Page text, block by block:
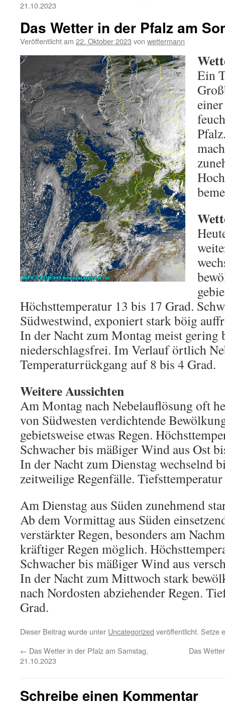
21.10.2023
Das Wetter in der Pfalz am
Veröffentlicht am 22. Oktober 2023 von wettermann
Ein
Höchsttemperatur 13 bis 17 Grad.
Südwestwind, exponiert stark böig
In der Nacht zum Montag meist gering
niederschlagsfrei. Im Verlauf örtlich
Temperaturrückgang auf 8 bis 4 Grad.
Weitere Aussichten
Am Montag nach Nebelauflösung oft
von Südwesten verdichtende
gebietsweise etwas Regen.
Schwacher bis mäßiger Wind aus Ost
In der Nacht zum Dienstag wechselnd
zeitweilige Regenfälle.
Am Dienstag aus Süden zunehmend
Ab dem Vormittag aus Süden
verstärkter Regen, besonders am
kräftiger Regen möglich.
Schwacher bis mäßiger Wind aus
In der Nacht zum Mittwoch stark
nach Nordosten abziehender Regen.
Grad.
Dieser Beitrag wurde unter Uncategorized veröffentlicht. Setze
← Das Wetter in der Pfalz am Samstag,
21.10.2023
Das
Schreibe einen Kommentar